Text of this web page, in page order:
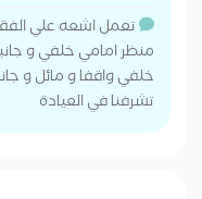
تعمل اشعه علي
منظر امامي خلفي و
خلفي واقفا و مائل و
تشرفنا في العيادة